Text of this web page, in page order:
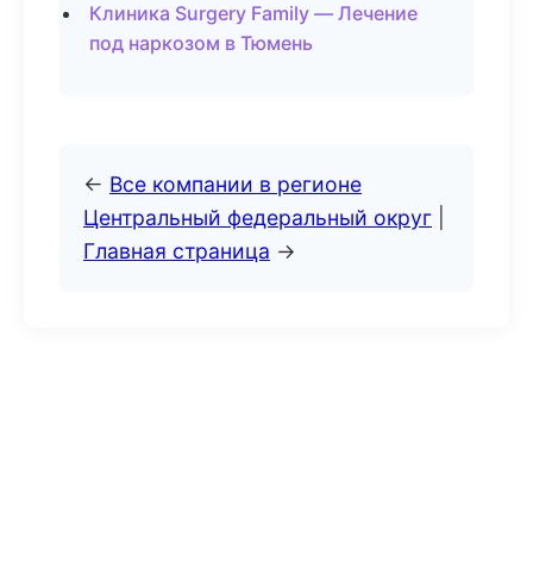
Клиника Surgery Family — Лечение
под наркозом в Тюмень
← Все компании в регионе
Центральный федеральный округ
Главная страница →